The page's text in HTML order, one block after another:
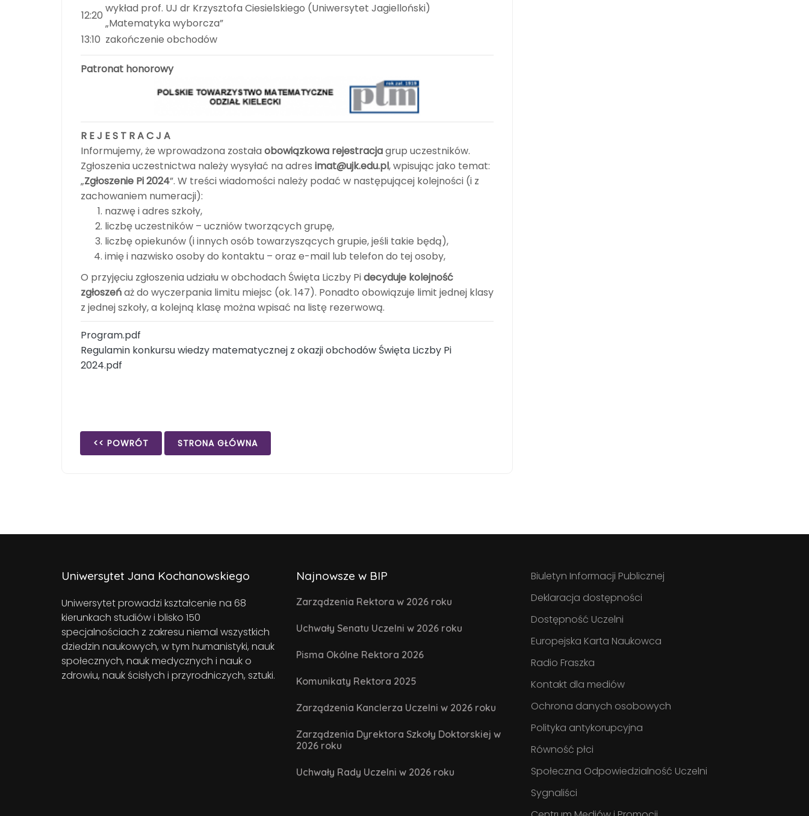
12:20
wykład prof. UJ dr Krzysztofa Ciesielskiego (Uniwersytet Jagielloński)
„Matematyka wyborcza”
13:10 zakończenie obchodów
Patronat honorowy
R E J E S T R A C J A
Informujemy, że wprowadzona została obowiązkowa rejestracjagrup uczestników.
Zgłoszenia uczestnictwa należy wysyłać na adres imat@ujk.edu.pl, wpisując jako temat:
„Zgłoszenie Pi 2024”. W treści wiadomości należy podać w następującej kolejności (i z
zachowaniem numeracji):
nazwę i adres szkoły,
liczbę uczestników – uczniów tworzących grupę,
liczbę opiekunów (i innych osób towarzyszących grupie, jeśli takie będą),
imię i nazwisko osoby do kontaktu – oraz e-mail lub telefon do tej osoby,
O przyjęciu zgłoszenia udziału w obchodach Święta Liczby Pidecyduje kolejność
zgłoszeńaż do wyczerpania limitu miejsc (ok. 147). Ponadto obowiązuje limit jednej klasy
z jednej szkoły, a kolejną klasę można wpisać na listę rezerwową.
Program.pdf
Regulamin konkursu wiedzy matematycznej z okazji obchodów Święta Liczby Pi
2024.pdf
<< POWRÓT STRONA GŁÓWNA
Uniwersytet Jana Kochanowskiego
Uniwersytet prowadzi kształcenie na 68
kierunkach studiów i blisko 150
specjalnościach z zakresu niemal wszystkich
dziedzin naukowych, w tym humanistyki, nauk
społecznych, nauk medycznych i nauk o
zdrowiu, nauk ścisłych i przyrodniczych, sztuki.
Najnowsze w BIP
Zarządzenia Rektora w 2026 roku
Uchwały Senatu Uczelni w 2026 roku
Pisma Okólne Rektora 2026
Komunikaty Rektora 2025
Zarządzenia Kanclerza Uczelni w 2026 roku
Zarządzenia Dyrektora Szkoły Doktorskiej w
2026 roku
Uchwały Rady Uczelni w 2026 roku
Biuletyn Informacji Publicznej
Deklaracja dostępności
Dostępność Uczelni
Europejska Karta Naukowca
Radio Fraszka
Kontakt dla mediów
Ochrona danych osobowych
Polityka antykorupcyjna
Równość płci
Społeczna Odpowiedzialność Uczelni
Sygnaliści